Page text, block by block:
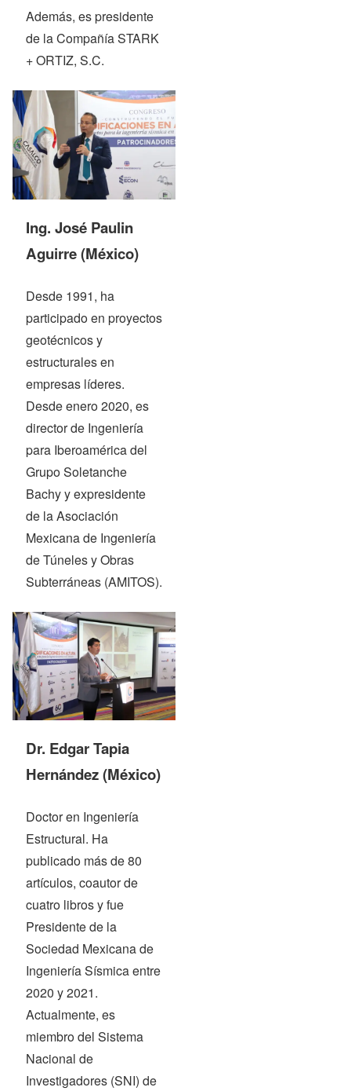
Además, es presidente
de la Compañía STARK
+ ORTIZ, S.C.
Ing. José Paulin
Aguirre (México)
Desde 1991, ha
participado en proyectos
geotécnicos y
estructurales en
empresas líderes.
Desde enero 2020, es
director de Ingeniería
para Iberoamérica del
Grupo Soletanche
Bachy y expresidente
de la Asociación
Mexicana de Ingeniería
de Túneles y Obras
Subterráneas (AMITOS).
Dr. Edgar Tapia
Hernández(México)
Doctor en Ingeniería
Estructural. Ha
publicado más de 80
artículos, coautor de
cuatro libros y fue
Presidente de la
Sociedad Mexicana de
Ingeniería Sísmica entre
2020 y 2021.
Actualmente, es
miembro del Sistema
Nacional de
Investigadores (SNI) de